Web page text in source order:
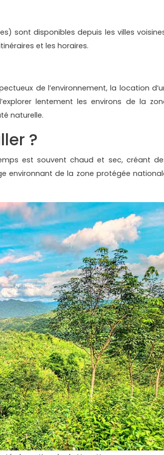
sont disponibles depuis les villes
et les horaires.
de l’environnement, la location
lentement les environs de la
naturelle.
?
est souvent chaud et sec, créant
environnant de la zone protégée